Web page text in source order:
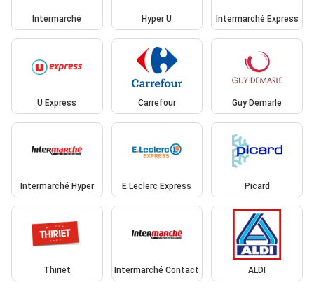
Intermarché Hyper U Intermarché Express
U Express Carrefour Guy Demarle
Intermarché Hyper E.Leclerc Express Picard
Thiriet Intermarché Contact ALDI